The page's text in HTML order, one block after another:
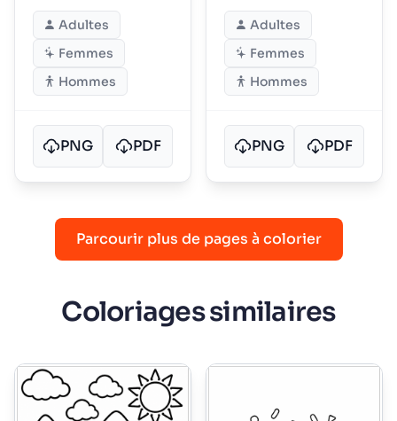
rue principale
Adultes
Femmes
Hommes
PNG PDF
d'Épices
Adultes
Femmes
Hommes
PNG PDF
Parcourir plus de pages à colorier
Coloriages similaires